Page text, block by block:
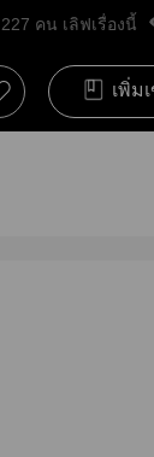
227 คน เลิฟเรื่องนี้
เพิ่ม